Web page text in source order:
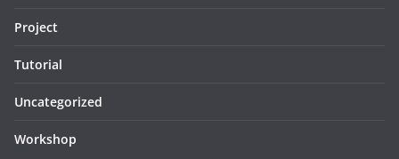
Project
Tutorial
Uncategorized
Workshop